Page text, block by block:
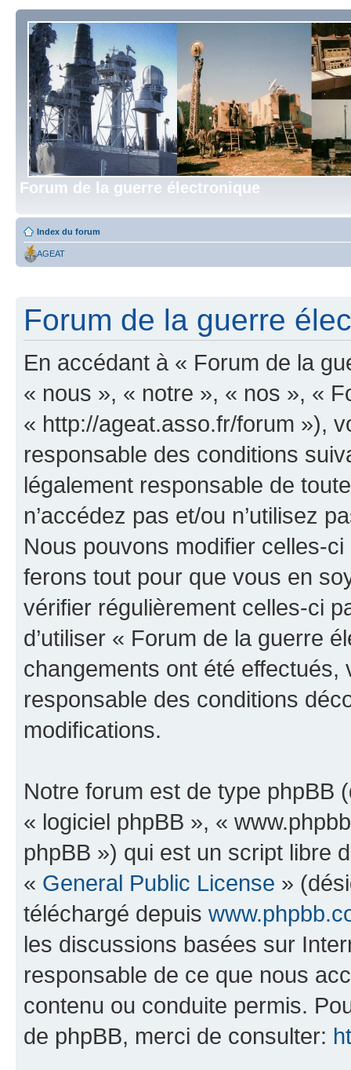
Forum de la guerre électronique
Index du forum
AGEAT
Forum de la guerre
En accédant à « Forum de la
« nous », « notre », « nos », «
« http://ageat.asso.fr/forum »),
responsable des conditions
légalement responsable de
n’accédez pas et/ou n’utilisez
Nous pouvons modifier celles-
ferons tout pour que vous en
vérifier régulièrement celles-ci
d’utiliser « Forum de la guerre
changements ont été effectués,
responsable des conditions
modifications.
Notre forum est de type phpBB
« logiciel phpBB », «
phpBB ») qui est un script libre
« General Public License »
téléchargé depuis
les discussions basées sur
responsable de ce que nous
contenu ou conduite permis.
de phpBB, merci de consulter: